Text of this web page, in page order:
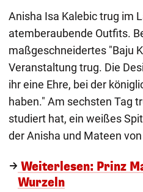
Anisha Isa Kalebic trug im
atemberaubende Outfits.
maßgeschneidertes "Baju
Veranstaltung trug. Die
ihr eine Ehre, bei der
haben." Am sechsten Tag
studiert hat, ein weißes
der Anisha und Mateen
Weiterlesen: Prinz
Wurzeln